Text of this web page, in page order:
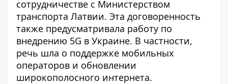
сотрудничестве с Министерством
транспорта Латвии. Эта договоренность
также предусматривала работу по
внедрению 5G в Украине. В частности,
речь шла о поддержке мобильных
операторов и обновлении
широкополосного интернета.